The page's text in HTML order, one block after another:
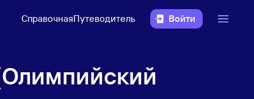
СправочнаяПутеводитель Войти